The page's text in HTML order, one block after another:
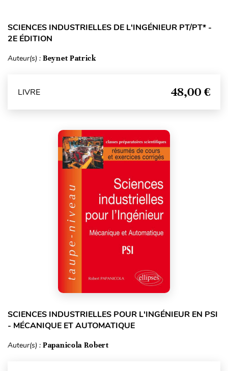
SCIENCES INDUSTRIELLES DE L'INGÉNIEUR PT/PT* -
2E ÉDITION
Auteur(s) : Beynet Patrick
LIVRE 48,00 €
SCIENCES INDUSTRIELLES POUR L'INGÉNIEUR EN PSI
- MÉCANIQUE ET AUTOMATIQUE
Auteur(s) : Papanicola Robert